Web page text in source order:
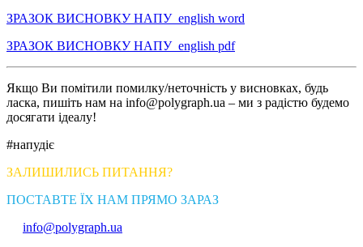
ЗРАЗОК ВИСНОВКУ НАПУ_english word
ЗРАЗОК ВИСНОВКУ НАПУ_english pdf
Якщо Ви помітили помилку/неточність у висновках, будь
ласка, пишіть нам на info@polygraph.ua – ми з радістю будемо
досягати ідеалу!
#напудіє
ЗАЛИШИЛИСЬ ПИТАННЯ?
ПОСТАВТЕ ЇХ НАМ ПРЯМО ЗАРАЗ
info@polygraph.ua